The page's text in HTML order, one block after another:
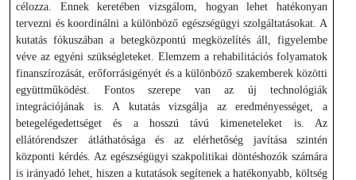
célozza. Ennek keretében vizsgálom, hogyan lehet hatékonyan
tervezni és koordinálni a különböző egészségügyi szolgáltatásokat. A
kutatás fókuszában a betegközpontú megközelítés áll, figyelembe
véve az egyéni szükségleteket. Elemzem a rehabilitációs folyamatok
finanszírozását, erőforrásigényét és a különböző szakemberek közötti
együttműködést. Fontos szerepe van az új technológiák
integrációjának is. A kutatás vizsgálja az eredményességet, a
betegelégedettséget és a hosszú távú kimeneteleket is. Az
ellátórendszer átláthatósága és az elérhetőség javítása szintén
központi kérdés. Az egészségügyi szakpolitikai döntéshozók számára
is irányadó lehet, hiszen a kutatások segítenek a hatékonyabb, költség